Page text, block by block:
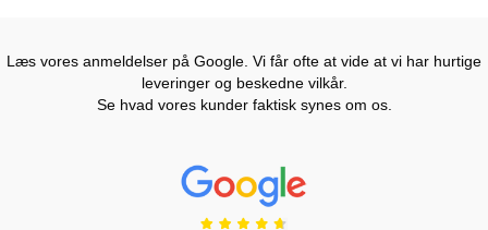
Læs vores anmeldelser på Google. Vi får ofte at vide at vi har hurtige
leveringer og beskedne vilkår.
Se hvad vores kunder faktisk synes om os.
Prisjakt Anmeldelser: 4.7 Stjerne